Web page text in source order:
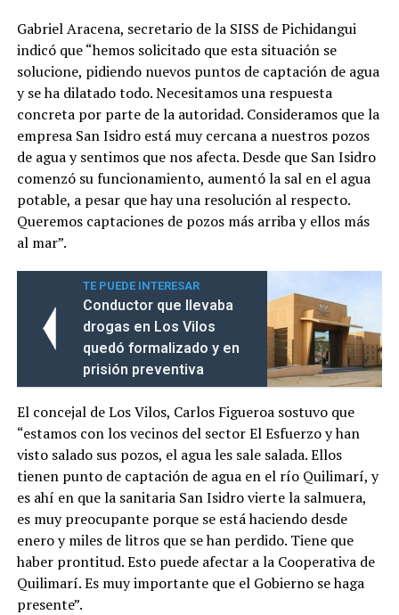
Gabriel Aracena, secretario de la SISS de Pichidangui
indicó que “hemos solicitado que esta situación se
solucione, pidiendo nuevos puntos de captación de agua
y se ha dilatado todo. Necesitamos una respuesta
concreta por parte de la autoridad. Consideramos que la
empresa San Isidro está muy cercana a nuestros pozos
de agua y sentimos que nos afecta. Desde que San Isidro
comenzó su funcionamiento, aumentó la sal en el agua
potable, a pesar que hay una resolución al respecto.
Queremos captaciones de pozos más arriba y ellos más
al mar”.
TE PUEDE INTERESAR
Conductor que llevaba
drogas en Los Vilos
quedó formalizado y en
prisión preventiva
El concejal de Los Vilos, Carlos Figueroa sostuvo que
“estamos con los vecinos del sector El Esfuerzo y han
visto salado sus pozos, el agua les sale salada. Ellos
tienen punto de captación de agua en el río Quilimarí, y
es ahí en que la sanitaria San Isidro vierte la salmuera,
es muy preocupante porque se está haciendo desde
enero y miles de litros que se han perdido. Tiene que
haber prontitud. Esto puede afectar a la Cooperativa de
Quilimarí. Es muy importante que el Gobierno se haga
presente”.